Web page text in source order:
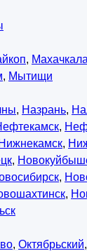
, Махачкала
, Мытищи
, Назрань,
,
Нижнекамск,
,
,
,
, Октябрьский,